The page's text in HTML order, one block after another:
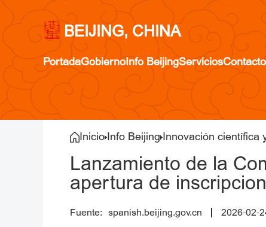
BEIJING, CHINA
PortadaGobiernoInfo BeijingServiciosContacto
Inicio Info Beijing Innovación científica
Lanzamiento de la
apertura de
spanish.beijing.gov.cn 2026-02-